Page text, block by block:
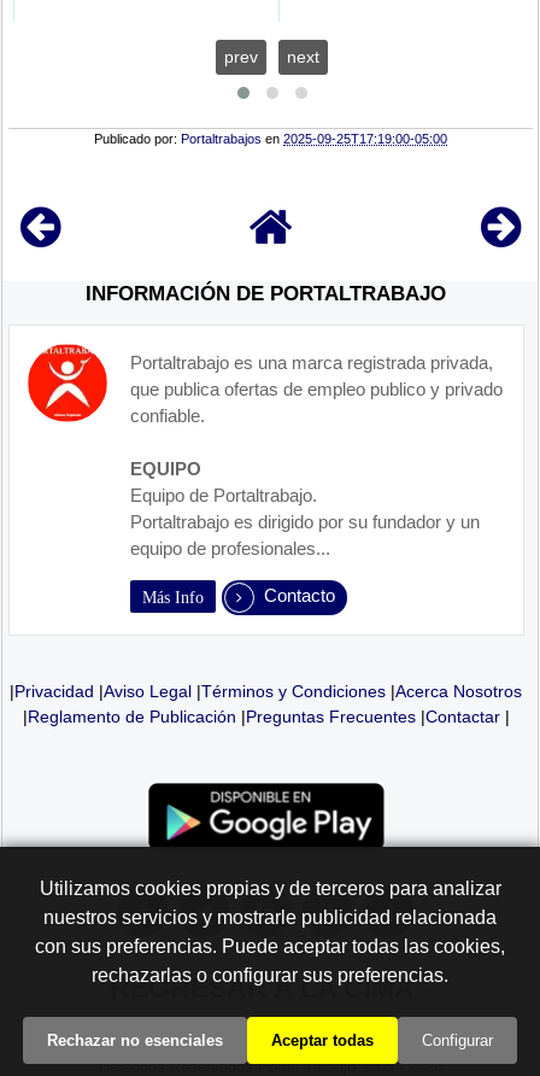
prev next
Publicado por:Portaltrabajos en2025-09-25T17:19:00-05:00
INFORMACIÓN DE PORTALTRABAJO
Portaltrabajo es una marca registrada privada,
que publica ofertas de empleo publico y privado
confiable.
EQUIPO
Equipo de Portaltrabajo.
Portaltrabajo es dirigido por su fundador y un
equipo de profesionales...
Más Info Contacto
|Privacidad |Aviso Legal |Términos y Condiciones |Acerca Nosotros
|Reglamento de Publicación |Preguntas Frecuentes|Contactar|
Utilizamos cookies propias y de terceros para analizar
nuestros servicios y mostrarle publicidad relacionada
con sus preferencias. Puede aceptar todas las cookies,
rechazarlas o configurar sus preferencias.
Rechazar no esenciales Aceptar todas Configurar
REGRESAR A LACIMA
Derechos Reservados Portal Trabajo 2009 - 2026